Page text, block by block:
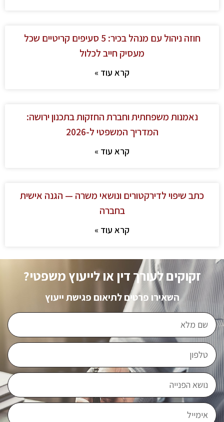
חוזה ניהול עם מנהל בכיר: 5 סעיפים קריטיים שכל
מעסיק חייב לכלול
קרא עוד »
נאמנות משפחתית וחברת החזקות בתכנון ירושה:
המדריך המשפטי ל-2026
קרא עוד »
כתב שיפוי לדירקטורים ונושאי משרה — הגנה אישית
בחברה
קרא עוד »
זקוקים לעורך דין או לייעוץ משפטי?
השאירו פרטים לתיאום פגישת ייעוץ